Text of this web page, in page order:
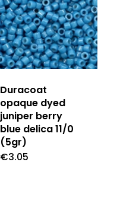
Duracoat
opaque dyed
juniper berry
blue delica 11/0
(5gr)
€3.05